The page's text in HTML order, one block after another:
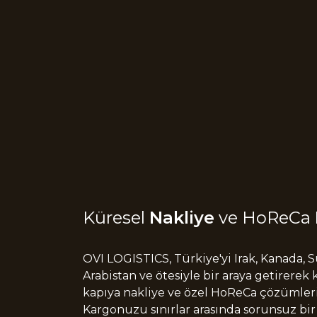
Küresel Nakliye ve HoReCa
OVI LOGISTICS, Türkiye'yi Irak, Kanada,
Arabistan ve ötesiyle bir araya getirerek
kapıya nakliye ve özel HoReCa
Kargonuzu sınırlar arasında sorunsuz